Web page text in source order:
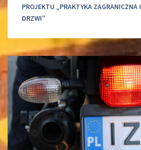
PROJEKTU „PRAKTYKA ZAGRANICZNA
DRZWI”